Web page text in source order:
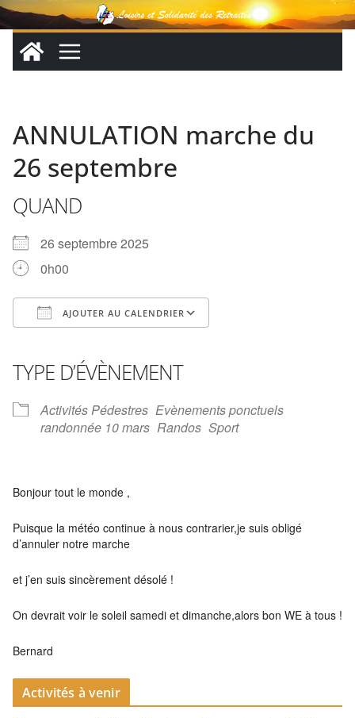
Passer
au
contenu
ANNULATION marche du
26 septembre
QUAND
26 septembre 2025
0h00
AJOUTER AU CALENDRIER
TYPE D’ÉVÈNEMENT
Activités Pédestres Evènements ponctuels
randonnée 10 mars Randos Sport
Bonjour tout le monde ,
Puisque la météo continue à nous contrarier,je suis obligé
d’annuler notre marche
et j’en suis sincèrement désolé !
On devrait voir le soleil samedi et dimanche,alors bon WE à tous !
Bernard
Activités à venir